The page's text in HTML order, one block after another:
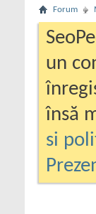
Forum
un
însă
si